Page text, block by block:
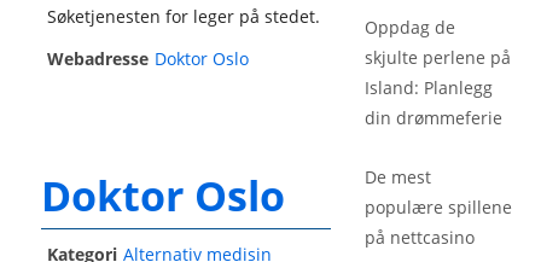
Søketjenesten for leger på stedet.
Webadresse Doktor Oslo
Doktor Oslo
Kategori Alternativ medisin
Oppdag de
skjulte perlene på
Island: Planlegg
din drømmeferie
De mest
populære spillene
på nettcasino